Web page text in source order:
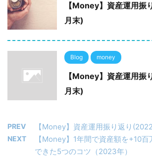
【Money】資産運用
月末)
Blog money
【Money】資産運用
月末)
PREV 【Money】資産運用振り返り
NEXT
【Money】1年間で資産額を+10
できた5つのコツ（2023年）